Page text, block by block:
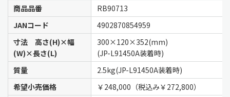
商品品番
RB90713
JANコード
4902870854959
寸法 高さ(H)×幅
(W)×長さ(L)
300×120×352(mm)
(JP-L91450A装着時)
質量
2.5kg(JP-L91450A装着時)
希望小売価格
￥248,000（税込み￥272,800）